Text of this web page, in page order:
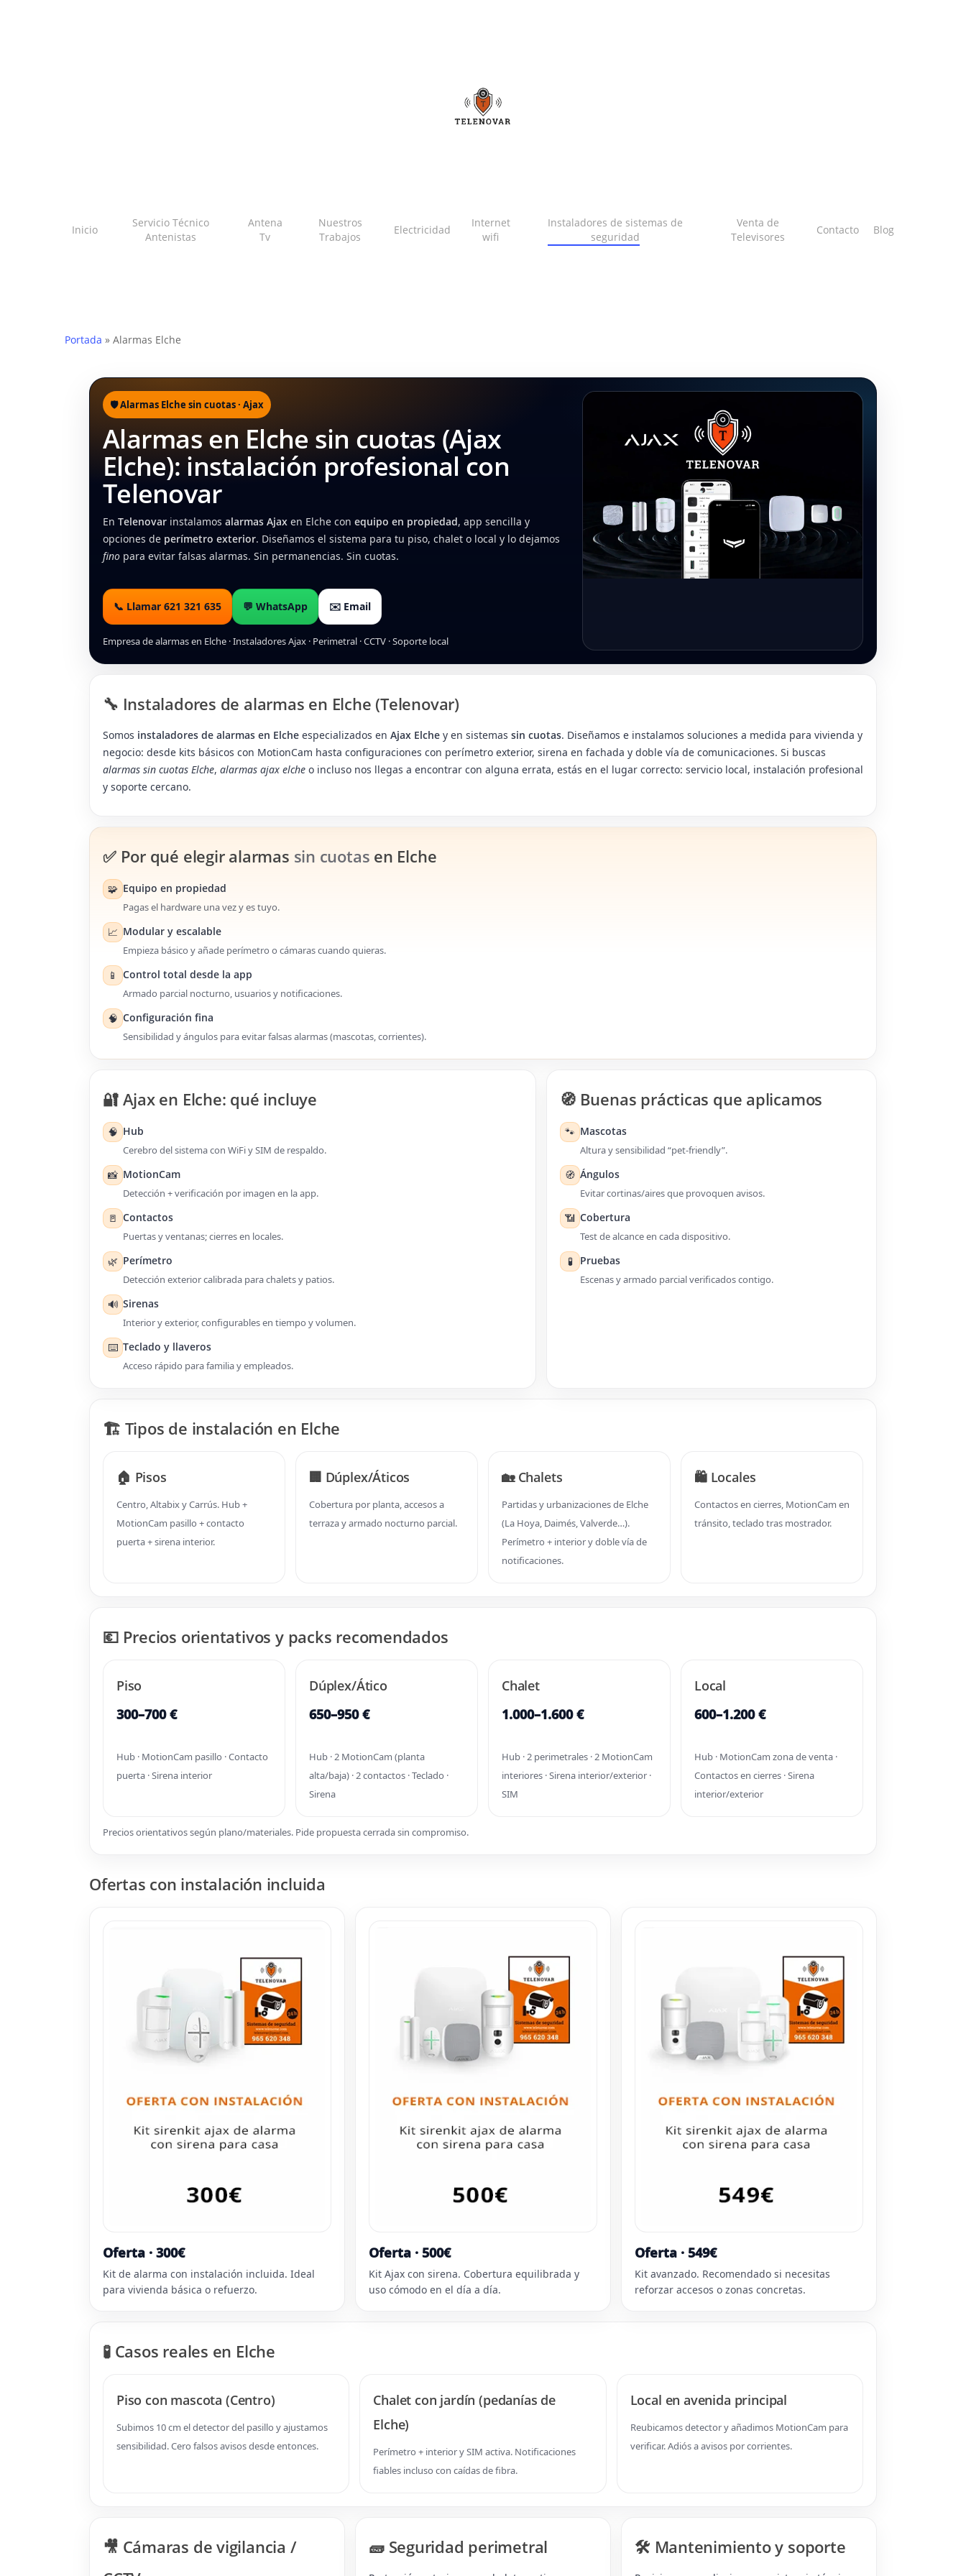
Inicio
Servicio Técnico
Antenistas
Antena
Tv
Nuestros
Trabajos
Electricidad
Internet
wifi
Instaladores de sistemas de
seguridad
Venta de
Televisores
Contacto Blog
Portada » Alarmas Elche
🛡️ Alarmas Elche sin cuotas · Ajax
Alarmas en Elche sin cuotas (Ajax
Elche): instalación profesional con
Telenovar
En Telenovar instalamos alarmas Ajax en Elche con equipo en propiedad, app sencilla y
opciones de perímetro exterior. Diseñamos el sistema para tu piso, chalet o local y lo dejamos
fino para evitar falsas alarmas. Sin permanencias. Sin cuotas.
📞 Llamar 621 321 635 💬 WhatsApp ✉️ Email
Empresa de alarmas en Elche · Instaladores Ajax · Perimetral · CCTV · Soporte local
🔧 Instaladores de alarmas en Elche (Telenovar)
Somos instaladores de alarmas en Elche especializados en Ajax Elche y en sistemas sin cuotas. Diseñamos e instalamos soluciones a medida para vivienda y
negocio: desde kits básicos con MotionCam hasta configuraciones con perímetro exterior, sirena en fachada y doble vía de comunicaciones. Si buscas
alarmas sin cuotas Elche, alarmas ajax elche o incluso nos llegas a encontrar con alguna errata, estás en el lugar correcto: servicio local, instalación profesional
y soporte cercano.
✅ Por qué elegir alarmas sin cuotas en Elche
🧩 Equipo en propiedad
Pagas el hardware una vez y es tuyo.
📈 Modular y escalable
Empieza básico y añade perímetro o cámaras cuando quieras.
📱 Control total desde la app
Armado parcial nocturno, usuarios y notificaciones.
🧠 Configuración fina
Sensibilidad y ángulos para evitar falsas alarmas (mascotas, corrientes).
🔐 Ajax en Elche: qué incluye
🧠 Hub
Cerebro del sistema con WiFi y SIM de respaldo.
📸 MotionCam
Detección + verificación por imagen en la app.
🚪 Contactos
Puertas y ventanas; cierres en locales.
🌿 Perímetro
Detección exterior calibrada para chalets y patios.
🔊 Sirenas
Interior y exterior, configurables en tiempo y volumen.
⌨️ Teclado y llaveros
Acceso rápido para familia y empleados.
🧭 Buenas prácticas que aplicamos
🐾 Mascotas
Altura y sensibilidad “pet-friendly”.
🧭 Ángulos
Evitar cortinas/aires que provoquen avisos.
📶 Cobertura
Test de alcance en cada dispositivo.
🧪 Pruebas
Escenas y armado parcial verificados contigo.
🏗️ Tipos de instalación en Elche
🏠 Pisos
Centro, Altabix y Carrús. Hub +
MotionCam pasillo + contacto
puerta + sirena interior.
🏢 Dúplex/Áticos
Cobertura por planta, accesos a
terraza y armado nocturno parcial.
🏡 Chalets
Partidas y urbanizaciones de Elche
(La Hoya, Daimés, Valverde…).
Perímetro + interior y doble vía de
notificaciones.
🛍️ Locales
Contactos en cierres, MotionCam en
tránsito, teclado tras mostrador.
💶 Precios orientativos y packs recomendados
Piso
300–700 €
Hub · MotionCam pasillo · Contacto
puerta · Sirena interior
Dúplex/Ático
650–950 €
Hub · 2 MotionCam (planta
alta/baja) · 2 contactos · Teclado ·
Sirena
Chalet
1.000–1.600 €
Hub · 2 perimetrales · 2 MotionCam
interiores · Sirena interior/exterior ·
SIM
Local
600–1.200 €
Hub · MotionCam zona de venta ·
Contactos en cierres · Sirena
interior/exterior
Precios orientativos según plano/materiales. Pide propuesta cerrada sin compromiso.
Ofertas con instalación incluida
Oferta · 300€
Kit de alarma con instalación incluida. Ideal
para vivienda básica o refuerzo.
Oferta · 500€
Kit Ajax con sirena. Cobertura equilibrada y
uso cómodo en el día a día.
Oferta · 549€
Kit avanzado. Recomendado si necesitas
reforzar accesos o zonas concretas.
🧪 Casos reales en Elche
Piso con mascota (Centro)
Subimos 10 cm el detector del pasillo y ajustamos
sensibilidad. Cero falsos avisos desde entonces.
Chalet con jardín (pedanías de
Elche)
Perímetro + interior y SIM activa. Notificaciones
fiables incluso con caídas de fibra.
Local en avenida principal
Reubicamos detector y añadimos MotionCam para
verificar. Adiós a avisos por corrientes.
🎥 Cámaras de vigilancia /
🧱 Seguridad perimetral 🛠️ Mantenimiento y soporte